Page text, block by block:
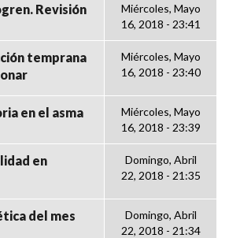
Revisión
Miércoles, Mayo
16, 2018 - 23:41
temprana
Miércoles, Mayo
16, 2018 - 23:40
en el asma
Miércoles, Mayo
16, 2018 - 23:39
en
Domingo, Abril
22, 2018 - 21:35
del mes
Domingo, Abril
22, 2018 - 21:34